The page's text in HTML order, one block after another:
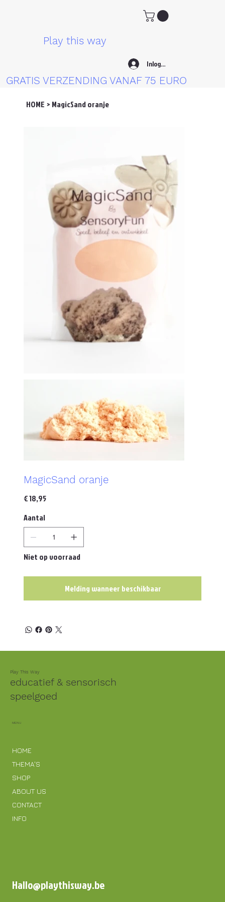
Play this way
Inloggen
GRATIS VERZENDING VANAF 75 EURO
HOME > MagicSand oranje
MagicSand oranje
Prijs
€ 18,95
Aantal
Niet op voorraad
Melding wanneer beschikbaar
Play This Way
educatief & sensorisch
speelgoed
MENU
HOME
THEMA'S
SHOP
ABOUT US
CONTACT
INFO
Hallo@playthisway.be